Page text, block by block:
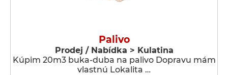
Palivo
Prodej / Nabídka > Kulatina
Kúpim 20m3 buka-duba na palivo Dopravu mám
vlastnú Lokalita …